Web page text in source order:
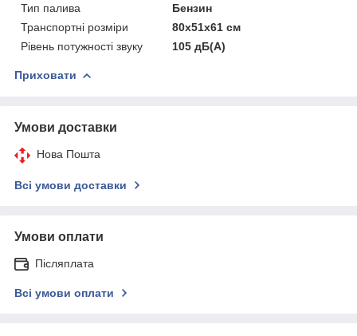
Тип палива
Бензин
Транспортні розміри
80х51х61 см
Рівень потужності звуку
105 дБ(А)
Приховати
Умови доставки
Нова Пошта
Всі умови доставки
Умови оплати
Післяплата
Всі умови оплати